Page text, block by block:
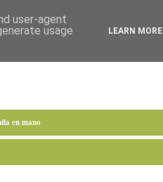
en mano
user-agent
usage
LEARN MORE